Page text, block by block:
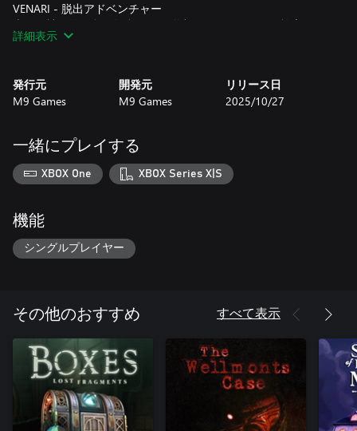
VENARI - 脱出アドベンチャー
古代の神秘的な島を舞台にした脱出アドベンチャーに旅立ちま
しょう。秘密の遺物を探し出すため、あなたのパズルスキルが
詳細表示
発行元
M9 Games
開発元
M9 Games
リリース日
2025/10/27
一緒にプレイする
XBOX One XBOX Series X|S
機能
シングルプレイヤー
その他のおすすめ すべて表示